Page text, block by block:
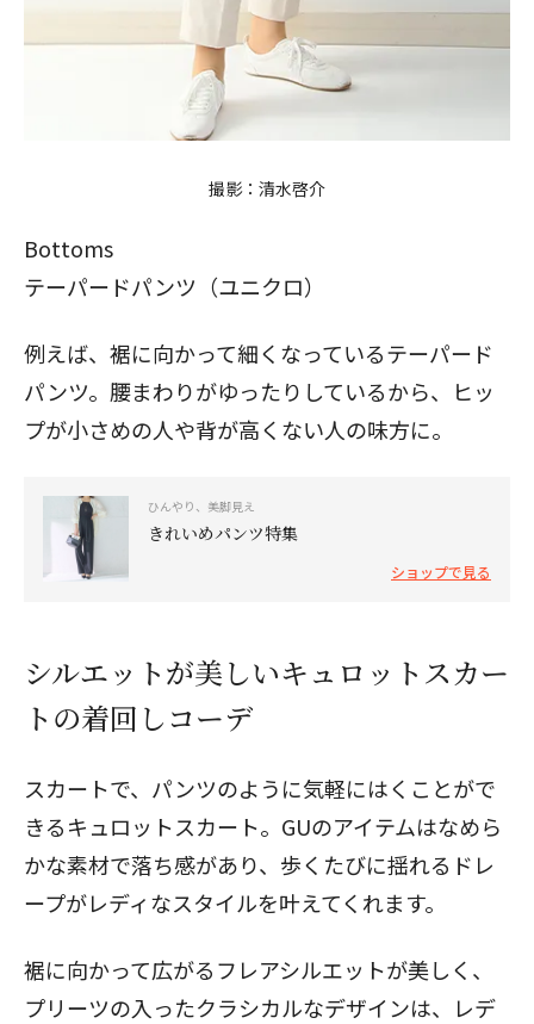
撮影：清水啓介​​​​
Bottoms
テーパードパンツ（ユニクロ）
例えば、裾に向かって細くなっているテーパード
パンツ。腰まわりがゆったりしているから、ヒッ
プが小さめの人や背が高くない人の味方に。
ひんやり、美脚見え
きれいめパンツ特集
ショップで見る
シルエットが美しいキュロットスカー
トの着回しコーデ
スカートで、パンツのように気軽にはくことがで
きるキュロットスカート。GUのアイテムはなめら
かな素材で落ち感があり、歩くたびに揺れるドレ
ープがレディなスタイルを叶えてくれます。
裾に向かって広がるフレアシルエットが美しく、
プリーツの入ったクラシカルなデザインは、レデ